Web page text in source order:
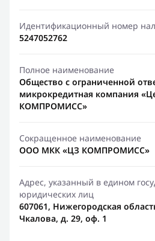
Идентификационный номер
5247052762
Полное наименование
Общество с ограниченной
микрокредитная компания
КОМПРОМИСС»
Сокращенное наименование
ООО МКК «ЦЗ КОМПРОМИСС»
Адрес, указанный в едином
юридических лиц
607061, Нижегородская
Чкалова, д. 29, оф. 1